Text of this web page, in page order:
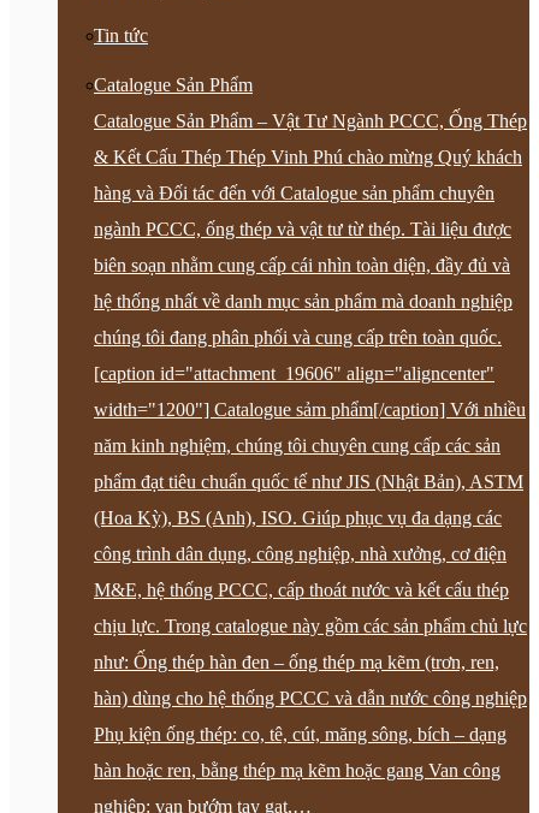
Tin tức
Catalogue Sản Phẩm
Catalogue Sản Phẩm – Vật Tư Ngành PCCC, Ống Thép
& Kết Cấu Thép Thép Vinh Phú chào mừng Quý khách
hàng và Đối tác đến với Catalogue sản phẩm chuyên
ngành PCCC, ống thép và vật tư từ thép. Tài liệu được
biên soạn nhằm cung cấp cái nhìn toàn diện, đầy đủ và
hệ thống nhất về danh mục sản phẩm mà doanh nghiệp
chúng tôi đang phân phối và cung cấp trên toàn quốc.
[caption id="attachment_19606" align="aligncenter"
width="1200"] Catalogue sảm phẩm[/caption] Với nhiều
năm kinh nghiệm, chúng tôi chuyên cung cấp các sản
phẩm đạt tiêu chuẩn quốc tế như JIS (Nhật Bản), ASTM
(Hoa Kỳ), BS (Anh), ISO. Giúp phục vụ đa dạng các
công trình dân dụng, công nghiệp, nhà xưởng, cơ điện
M&E, hệ thống PCCC, cấp thoát nước và kết cấu thép
chịu lực. Trong catalogue này gồm các sản phẩm chủ lực
như: Ống thép hàn đen – ống thép mạ kẽm (trơn, ren,
hàn) dùng cho hệ thống PCCC và dẫn nước công nghiệp
Phụ kiện ống thép: co, tê, cút, măng sông, bích – dạng
hàn hoặc ren, bằng thép mạ kẽm hoặc gang Van công
nghiệp: van bướm tay gạt,…